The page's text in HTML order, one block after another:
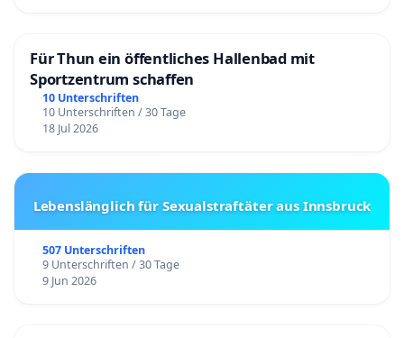
Für Thun ein öffentliches Hallenbad mit
Sportzentrum schaffen
10 Unterschriften
10 Unterschriften / 30 Tage
18 Jul 2026
Lebenslänglich für Sexualstraftäter aus Innsbruck
507 Unterschriften
9 Unterschriften / 30 Tage
9 Jun 2026